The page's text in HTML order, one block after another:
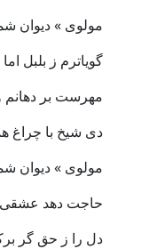
مولوی » دیوان
گویاترم ز بلبل
مهرست بر دهانم
دی شیخ با
مولوی » دیوان
حاجت دهد عشقی
دل را ز حق گر